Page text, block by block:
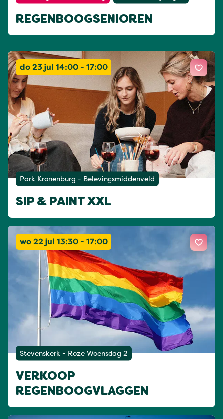
REGENBOOGSENIOREN
do 23 jul 14:00 - 17:00
Park Kronenburg - Belevingsmiddenveld
SIP & PAINT XXL
wo 22 jul 13:30 - 17:00
Stevenskerk - Roze Woensdag 2
VERKOOP
REGENBOOGVLAGGEN